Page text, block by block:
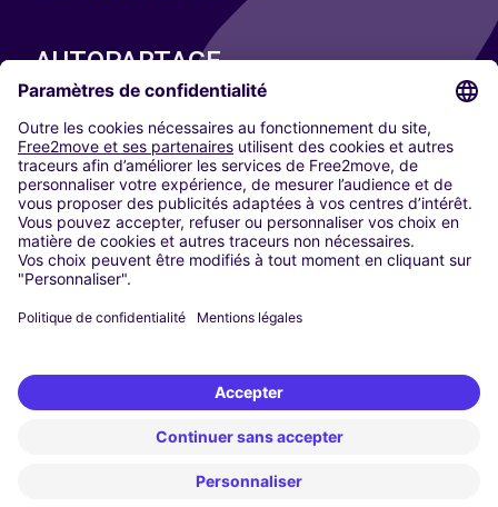
AUTOPARTAGE
Paris
Madrid
Washington DC
Milan
Rome
Turin
Vienne
Berlin
Düsseldorf